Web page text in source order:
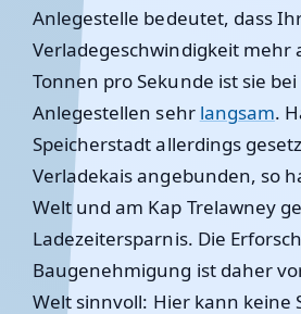
Anlegestelle bedeutet, dass
Verladegeschwindigkeit mehr
Tonnen pro Sekunde ist sie
Anlegestellen sehr langsam.
Speicherstadt allerdings
Verladekais angebunden, so
Welt und am Kap Trelawney
Ladezeitersparnis. Die
Baugenehmigung ist daher
Welt sinnvoll: Hier kann keine